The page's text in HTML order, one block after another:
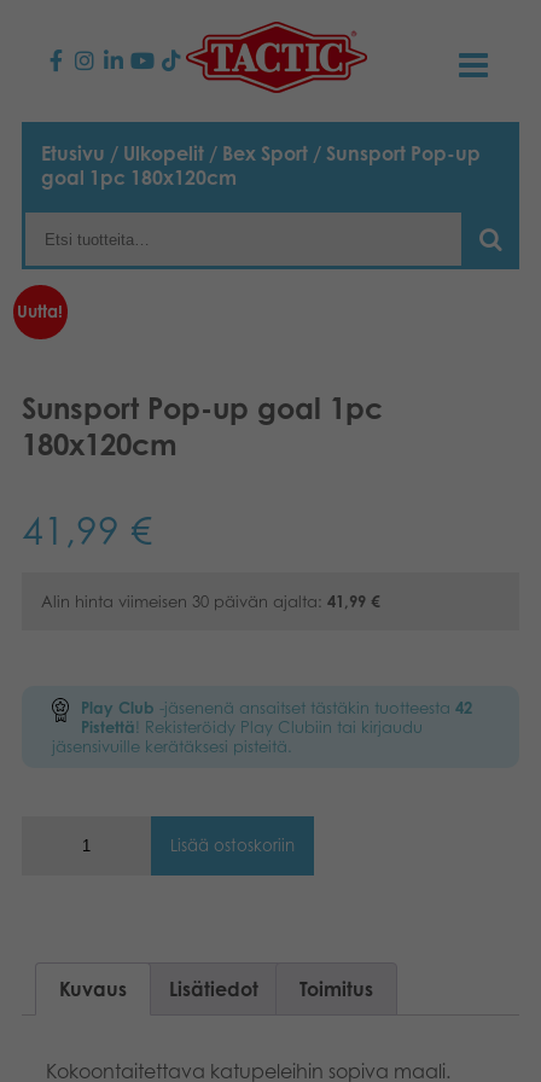
KAUPPA
Lasten pelit
Palapelit
Sovellukset
AJANKOHTAISTA
TACTIC
Tarina
YHTEYSTIEDOT
Reklamaatiot
Sivustot
Medialle
OSTOSKORI
0
OMA TILI
Polski
Etusivu / Ulkopelit / Bex Sport / Sunsport Pop-up
goal 1pc 180x120cm
Uutta!
Sunsport Pop-up goal 1pc
180x120cm
41,99 €
Alin hinta viimeisen 30 päivän ajalta: 41,99 €
Play Club -jäsenenä ansaitset tästäkin tuotteesta 42
Pistettä! Rekisteröidy Play Clubiin tai kirjaudu
jäsensivuille kerätäksesi pisteitä.
Lisää ostoskoriin
Kuvaus Lisätiedot Toimitus
Kokoontaitettava katupeleihin sopiva maali.